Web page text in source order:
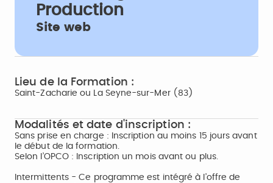
Production
Site web
Lieu de la Formation :
Saint-Zacharie ou La Seyne-sur-Mer (83)
Modalités et date d'inscription :
Sans prise en charge : Inscription au moins 15 jours avant
le début de la formation.
Selon l’OPCO : Inscription un mois avant ou plus.
Intermittents - Ce programme est intégré à l’offre de